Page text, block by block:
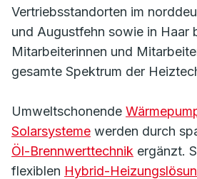
Vertriebsstandorten im
und Augustfehn sowie in Haar
Mitarbeiterinnen und
gesamte Spektrum der
Umweltschonende
Solarsysteme werden durch
Öl-Brennwerttechnik ergänzt.
flexiblen Hybrid-